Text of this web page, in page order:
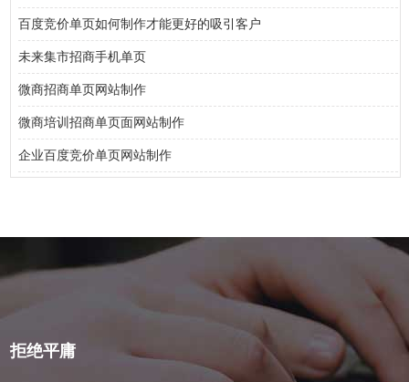
百度竞价单页如何制作才能更好的吸引客户
未来集市招商手机单页
微商招商单页网站制作
微商培训招商单页面网站制作
企业百度竞价单页网站制作
拒绝平庸